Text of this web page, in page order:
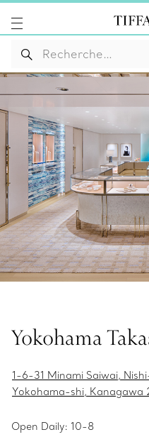
Yokohama
1-6-31 Minami Saiwai,
Yokohama-shi, Kanagawa
Open Daily: 10-8